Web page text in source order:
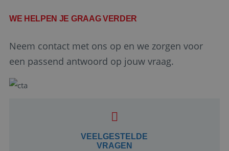
WE HELPEN JE GRAAG VERDER
Neem contact met ons op en we zorgen voor
een passend antwoord op jouw vraag.
VEELGESTELDE
VRAGEN
Google Privacy Policy